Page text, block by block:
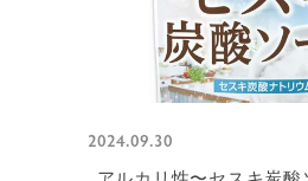
2024.09.30